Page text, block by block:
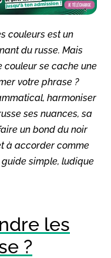
couleurs est un
du russe. Mais
couleur se cache une
votre phrase ?
harmoniser
ses nuances, sa
un bond du noir
à accorder comme
guide simple, ludique
les
?